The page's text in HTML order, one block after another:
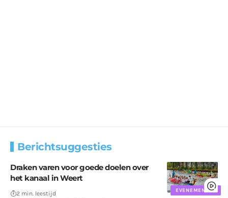
Berichtsuggesties
EVENEMENTEN
Draken varen voor goede doelen over
het kanaal in Weert
2 min. leestijd